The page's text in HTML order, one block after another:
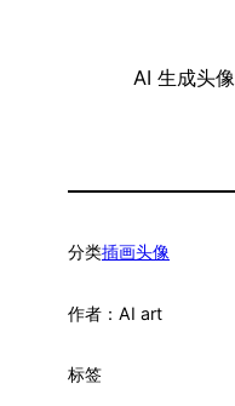
AI 生成头像
分类插画头像
作者： AI art
标签